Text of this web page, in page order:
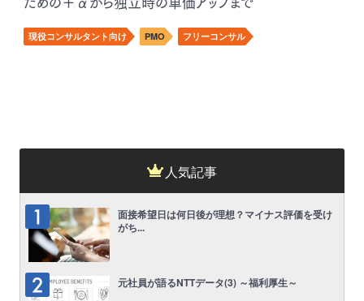
ための＋αから独立時の単価アップまで
現役コンサルタント向け PMO フリーコンサル
人気記事
面接希望日は何日後が理想？マイナス評価を受け
がち...
元社員が語るNTTデータ(3) ～福利厚生～